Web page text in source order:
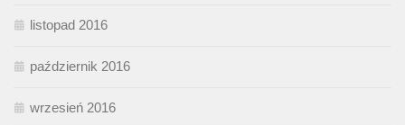
listopad 2016
październik 2016
wrzesień 2016